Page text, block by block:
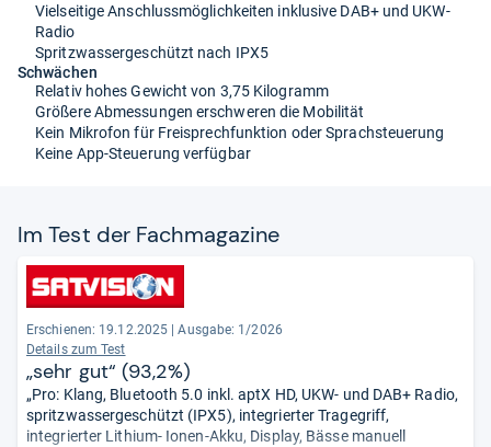
Vielseitige Anschlussmöglichkeiten inklusive DAB+ und UKW-
Radio
Spritzwassergeschützt nach IPX5
Schwächen
Relativ hohes Gewicht von 3,75 Kilogramm
Größere Abmessungen erschweren die Mobilität
Kein Mikrofon für Freisprechfunktion oder Sprachsteuerung
Keine App-Steuerung verfügbar
Im Test der Fach­ma­ga­zine
Erschienen: 19.12.2025
Ausgabe: 1/2026
Details zum Test
„sehr gut“ (93,2%)
„Pro: Klang, Bluetooth 5.0 inkl. aptX HD, UKW- und DAB+ Radio,
spritzwassergeschützt (IPX5), integrierter Tragegriff,
integrierter Lithium- Ionen-Akku, Display, Bässe manuell